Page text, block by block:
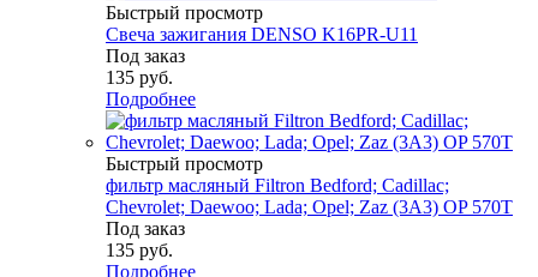
Быстрый просмотр
Свеча зажигания DENSO K16PR-U11
Под заказ
135 руб.
Подробнее
Быстрый просмотр
фильтр масляный Filtron Bedford; Cadillac;
Chevrolet; Daewoo; Lada; Opel; Zaz (3A3) OP 570T
Под заказ
135 руб.
Подробнее